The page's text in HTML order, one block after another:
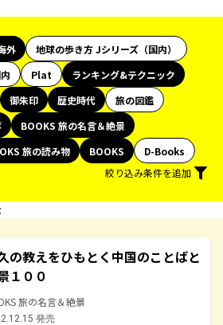
外
地球の歩き方 Jシリーズ（国内）
Plat
ランキング&テクニック
御朱印 歴史時代
旅の図鑑
BOOKS 旅の名言＆絶景
旅の読み物 BOOKS
D-Books
絞り込み条件を追加
の教えをひもとく中国のことばと
１００
旅の名言＆絶景
発売